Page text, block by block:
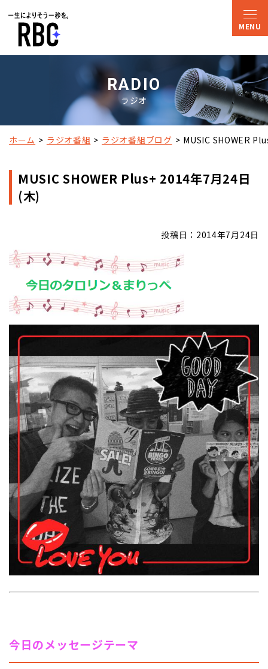
RADIO
ラジオ
ホーム ラジオ番組 ラジオ番組ブログ MUSIC SHOWER
MUSIC SHOWER Plus+ 2014年7月24日
(木)
投稿日：2014年7月24日
今日のメッセージテーマ